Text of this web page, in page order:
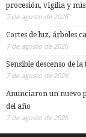
procesión, vigilia y
7 de agosto de 2026
Cortes de luz, árboles
7 de agosto de 2026
Sensible descenso de
7 de agosto de 2026
Anunciaron un nuevo
del año
7 de agosto de 2026